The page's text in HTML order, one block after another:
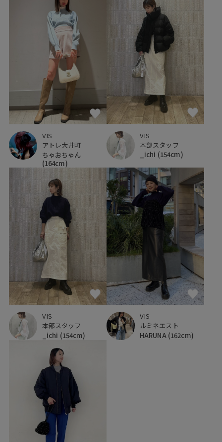
VIS
アトレ大井町
ちゃおちゃん
(164cm)
VIS
本部スタッフ
_ichi (154cm)
VIS
本部スタッフ
_ichi (154cm)
VIS
ルミネエスト
HARUNA (162cm)